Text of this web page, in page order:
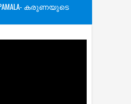
JAPAMALA- കരുണയുടെ